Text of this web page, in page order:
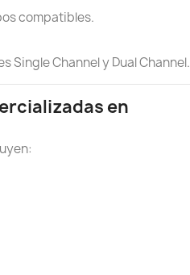
compatibles.
Single Channel y Dual Channel.
en